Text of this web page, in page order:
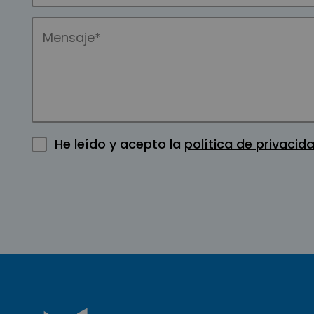
He leído y acepto la política de